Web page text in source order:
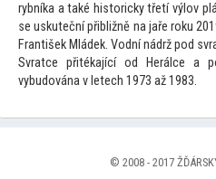
rybníka a také historicky třetí výlov
se uskuteční přibližně na jaře roku
František Mládek. Vodní nádrž pod
Svratce přitékající od Herálce a
vybudována v letech 1973 až 1983.
© 2008 - 2017